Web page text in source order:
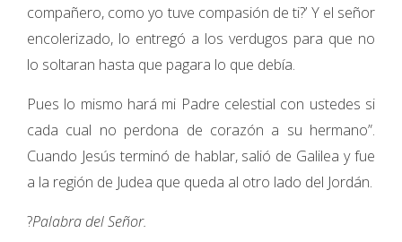
compañero, como yo tuve compasión de ti?’ Y el señor
encolerizado, lo entregó a los verdugos para que no
lo soltaran hasta que pagara lo que debía.
Pues lo mismo hará mi Padre celestial con ustedes si
cada cual no perdona de corazón a su hermano”.
Cuando Jesús terminó de hablar, salió de Galilea y fue
a la región de Judea que queda al otro lado del Jordán.
?Palabra del Señor.